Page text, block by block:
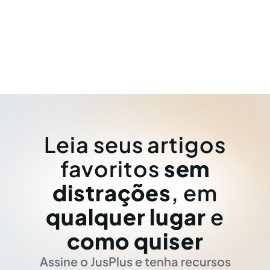
Leia seus artigos
favoritos sem
distrações, em
qualquer lugar e
como quiser
Assine o JusPlus e tenha recursos